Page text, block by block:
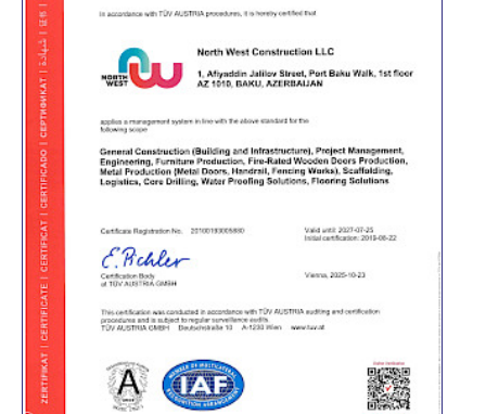
Dayanıqlılıq
Media
Karyera
Bizimlə əlaqə